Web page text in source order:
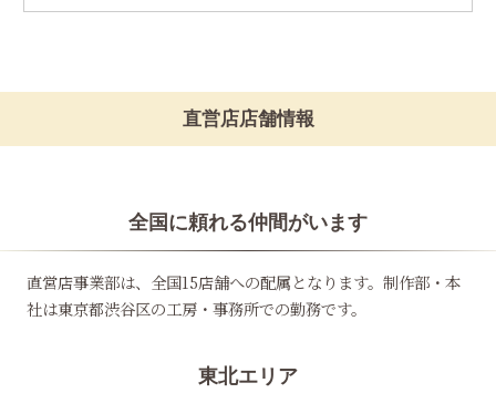
直営店店舗情報
全国に頼れる仲間がいます
直営店事業部は、全国15店舗への配属となります。制作部・本
社は東京都渋谷区の工房・事務所での勤務です。
東北エリア